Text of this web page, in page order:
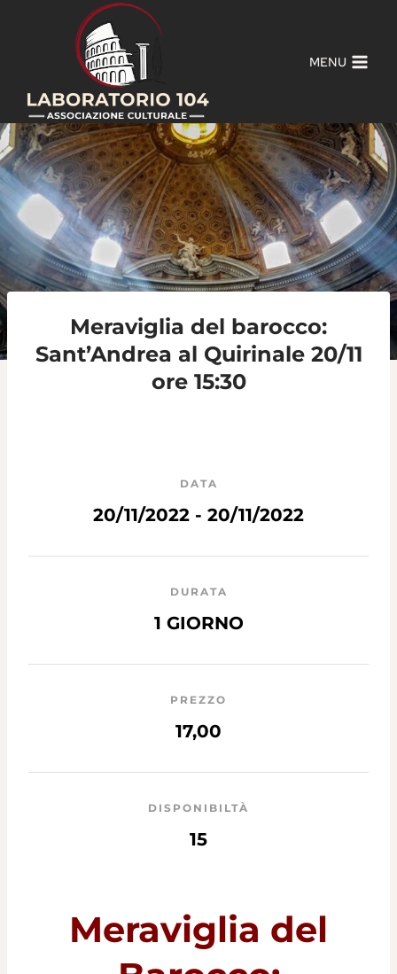
contenuto
MENU
Meraviglia del barocco:
Sant’Andrea al Quirinale 20/11
ore 15:30
DATA
20/11/2022 - 20/11/2022
DURATA
1 GIORNO
PREZZO
17,00
DISPONIBILTÀ
15
Meraviglia del